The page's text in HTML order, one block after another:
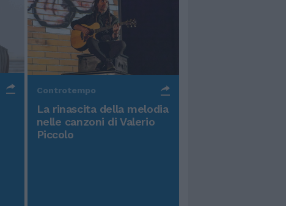
Controtempo
La rinascita della melodia
nelle canzoni di Valerio
Piccolo